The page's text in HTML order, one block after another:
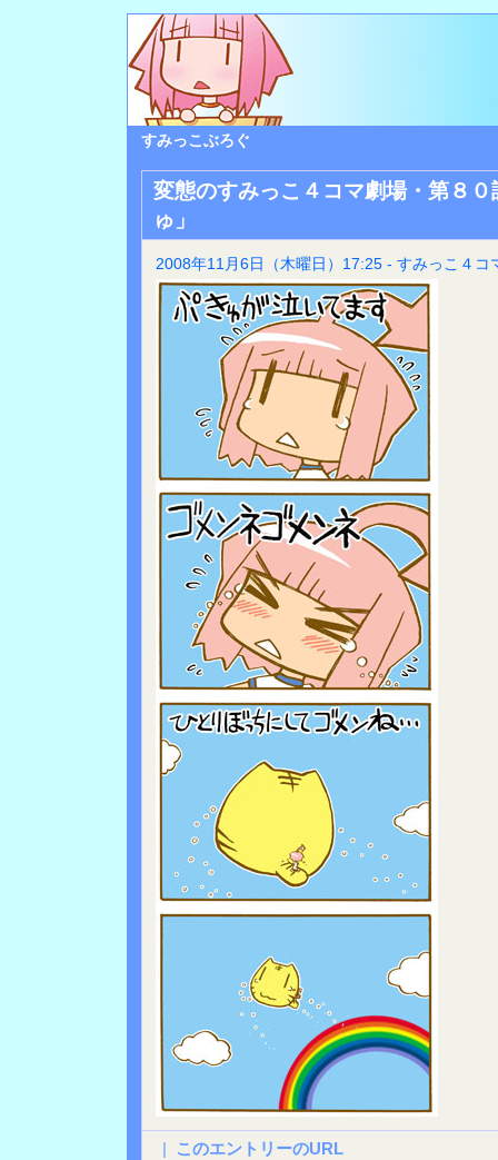
すみっこぶろぐ
変態のすみっこ４コマ劇場・第８
ゅ」
2008年11月6日（木曜日）17:25 - すみっこ４コ
| このエントリーのURL